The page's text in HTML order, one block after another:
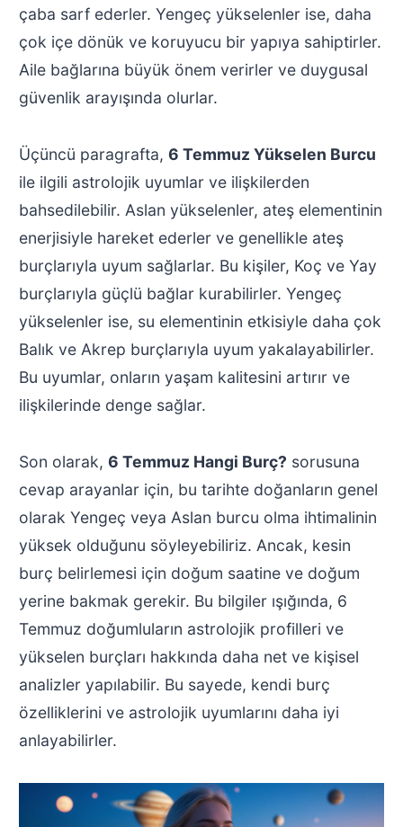
çaba sarf ederler. Yengeç yükselenler ise, daha
çok içe dönük ve koruyucu bir yapıya sahiptirler.
Aile bağlarına büyük önem verirler ve duygusal
güvenlik arayışında olurlar.
Üçüncü paragrafta, 6 Temmuz Yükselen Burcu
ile ilgili astrolojik uyumlar ve ilişkilerden
bahsedilebilir. Aslan yükselenler, ateş elementinin
enerjisiyle hareket ederler ve genellikle ateş
burçlarıyla uyum sağlarlar. Bu kişiler, Koç ve Yay
burçlarıyla güçlü bağlar kurabilirler. Yengeç
yükselenler ise, su elementinin etkisiyle daha çok
Balık ve Akrep burçlarıyla uyum yakalayabilirler.
Bu uyumlar, onların yaşam kalitesini artırır ve
ilişkilerinde denge sağlar.
Son olarak, 6 Temmuz Hangi Burç? sorusuna
cevap arayanlar için, bu tarihte doğanların genel
olarak Yengeç veya Aslan burcu olma ihtimalinin
yüksek olduğunu söyleyebiliriz. Ancak, kesin
burç belirlemesi için doğum saatine ve doğum
yerine bakmak gerekir. Bu bilgiler ışığında, 6
Temmuz doğumluların astrolojik profilleri ve
yükselen burçları hakkında daha net ve kişisel
analizler yapılabilir. Bu sayede, kendi burç
özelliklerini ve astrolojik uyumlarını daha iyi
anlayabilirler.